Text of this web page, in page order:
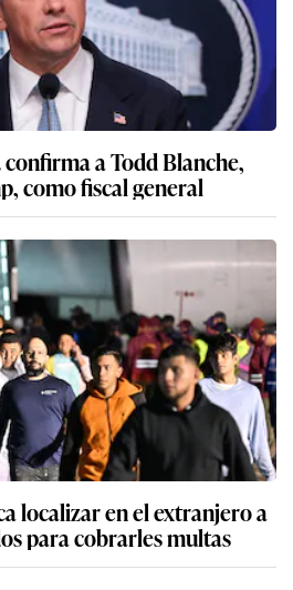
confirma a Todd Blanche,
como fiscal general
localizar en el extranjero a
para cobrarles multas